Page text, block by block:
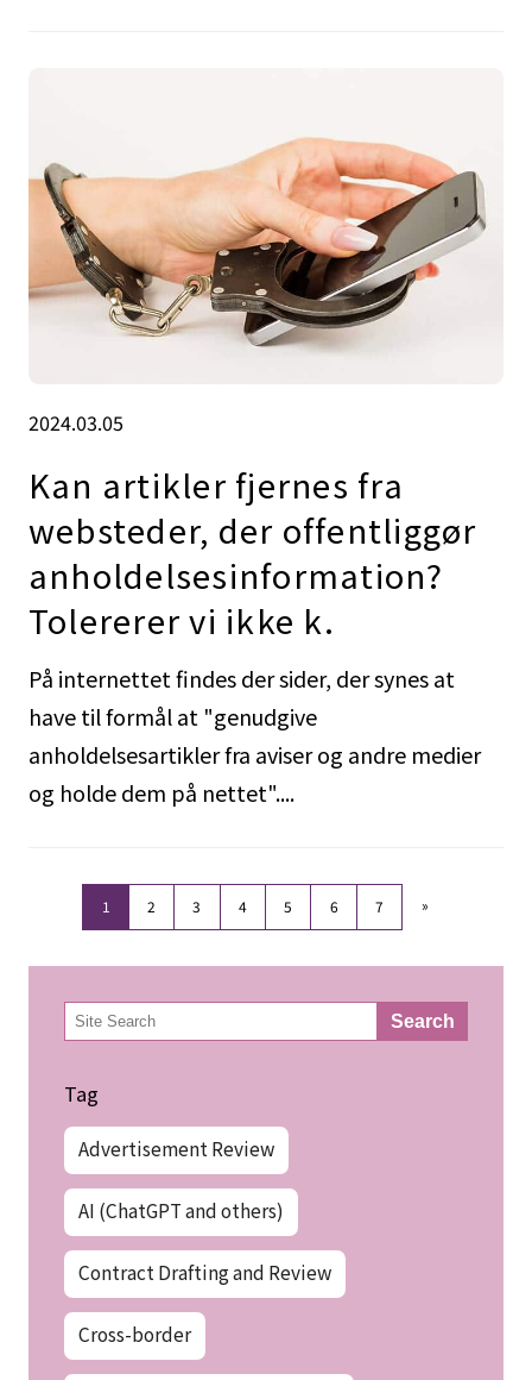
2024.03.05
Kan artikler fjernes fra
websteder, der offentliggør
anholdelsesinformation?
Tolererer vi ikke k.
På internettet findes der sider, der synes at
have til formål at "genudgive
anholdelsesartikler fra aviser og andre medier
og holde dem på nettet"....
1 2 3 4 5 6 7 »
検
索 Search
Tag
Advertisement Review
AI (ChatGPT and others)
Contract Drafting and Review
Cross-border